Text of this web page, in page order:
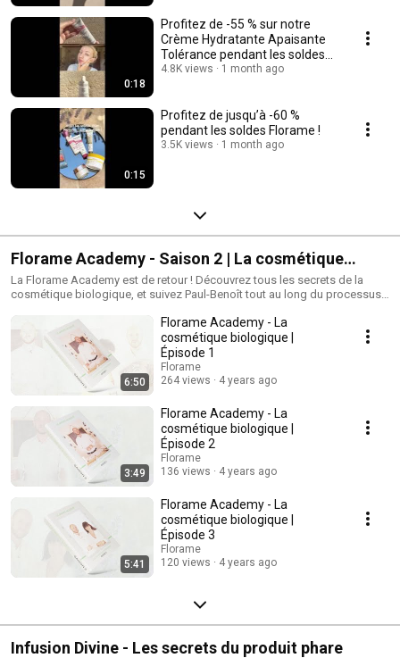
0:18
Profitez de -55 % sur notre
Crème Hydratante Apaisante
Tolérance pendant les soldes
Florame !
4.8K views 1 month ago
0:15
Profitez de jusqu’à -60 %
pendant les soldes Florame !
3.5K views 1 month ago
Florame Academy - Saison 2 | La cosmétique
biologique
La Florame Academy est de retour ! Découvrez tous les secrets de la
cosmétique biologique, et suivez Paul-Benoît tout au long du processus
6:50
Florame Academy - La
cosmétique biologique |
Épisode 1
Florame
264 views
4 years ago
3:49
Florame Academy - La
cosmétique biologique |
Épisode 2
Florame
136 views
4 years ago
5:41
Florame Academy - La
cosmétique biologique |
Épisode 3
Florame
120 views
4 years ago
Infusion Divine - Les secrets du produit phare